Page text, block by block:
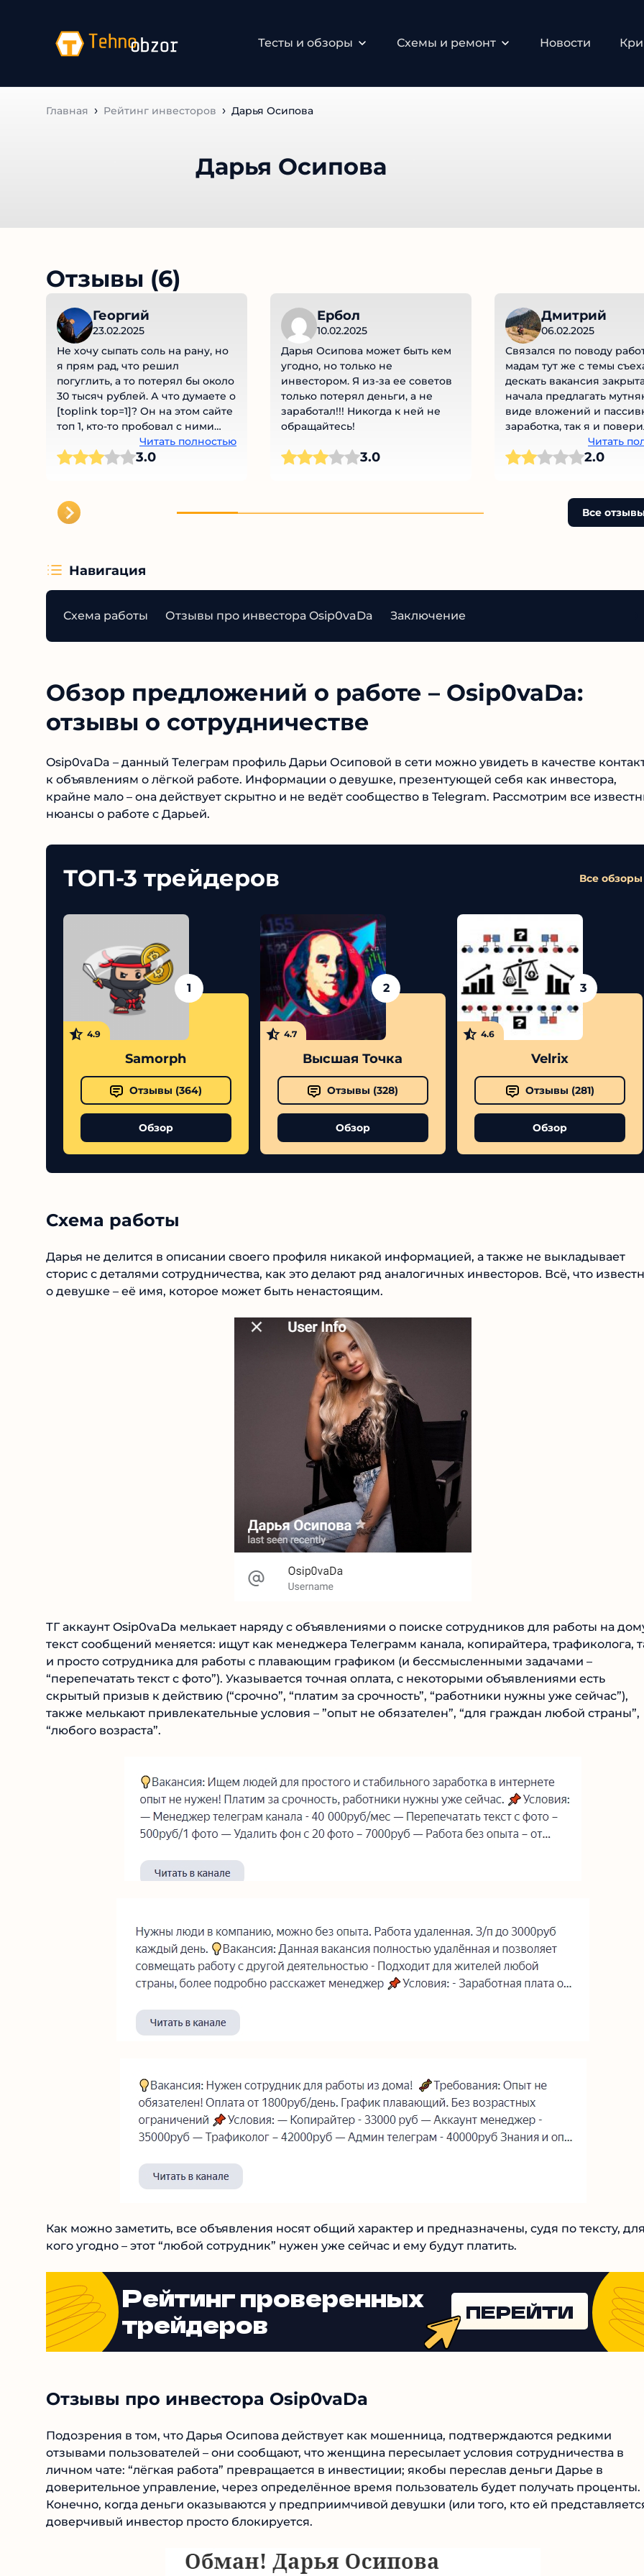
Тесты и обзоры Схемы и ремонт Новости
Главная Рейтинг инвесторов Дарья Осипова
Дарья Осипова
Отзывы (6)
Георгий
23.02.2025
Не хочу сыпать соль на рану, но
я прям рад, что решил
погуглить, а то потерял бы около
30 тысяч рублей. А что думаете о
[toplink top=1]? Он на этом сайте
топ 1, кто-то пробовал с ними
Читать полностью
3.0
Ербол
10.02.2025
Дарья Осипова может быть кем
угодно, но только не
инвестором. Я из-за ее советов
только потерял деньги, а не
заработал!!! Никогда к ней не
обращайтесь!
3.0
Дмитрий
06.02.2025
Связался по поводу
мадам тут же с темы
дескать вакансия
начала предлагать
виде вложений и
заработка, так я и
Читать
2.0
Все
Навигация
Схема работы Отзывы про инвестора Osip0vaDa Заключение
Обзор предложений о работе – Osip0vaDa:
отзывы о сотрудничестве
Osip0vaDa – данный Телеграм профиль Дарьи Осиповой в сети можно увидеть в качестве
к объявлениям о лёгкой работе. Информации о девушке, презентующей себя как инвестора,
крайне мало – она действует скрытно и не ведёт сообщество в Telegram. Рассмотрим все
нюансы о работе с Дарьей.
ТОП-3 трейдеров Все обзоры
1
4.9
Samorph
Отзывы (364)
Обзор
2
4.7
Высшая Точка
Отзывы (328)
Обзор
3
4.6
Velrix
Отзывы (281)
Обзор
Схема работы
Дарья не делится в описании своего профиля никакой информацией, а также не выкладывает
сторис с деталями сотрудничества, как это делают ряд аналогичных инвесторов. Всё, что
о девушке – её имя, которое может быть ненастоящим.
ТГ аккаунт Osip0vaDa мелькает наряду с объявлениями о поиске сотрудников для работы на
текст сообщений меняется: ищут как менеджера Телеграмм канала, копирайтера, трафиколога,
и просто сотрудника для работы с плавающим графиком (и бессмысленными задачами –
“перепечатать текст с фото”). Указывается точная оплата, с некоторыми объявлениями есть
скрытый призыв к действию (“срочно”, “платим за срочность”, “работники нужны уже сейчас”),
также мелькают привлекательные условия – ”опыт не обязателен”, “для граждан любой страны”,
“любого возраста”.
Как можно заметить, все объявления носят общий характер и предназначены, судя по тексту,
кого угодно – этот “любой сотрудник” нужен уже сейчас и ему будут платить.
Рейтинг проверенных
трейдеров
ПЕРЕЙТИ
Отзывы про инвестора Osip0vaDa
Подозрения в том, что Дарья Осипова действует как мошенница, подтверждаются редкими
отзывами пользователей – они сообщают, что женщина пересылает условия сотрудничества в
личном чате: “лёгкая работа” превращается в инвестиции; якобы переслав деньги Дарье в
доверительное управление, через определённое время пользователь будет получать проценты.
Конечно, когда деньги оказываются у предприимчивой девушки (или того, кто ей
доверчивый инвестор просто блокируется.